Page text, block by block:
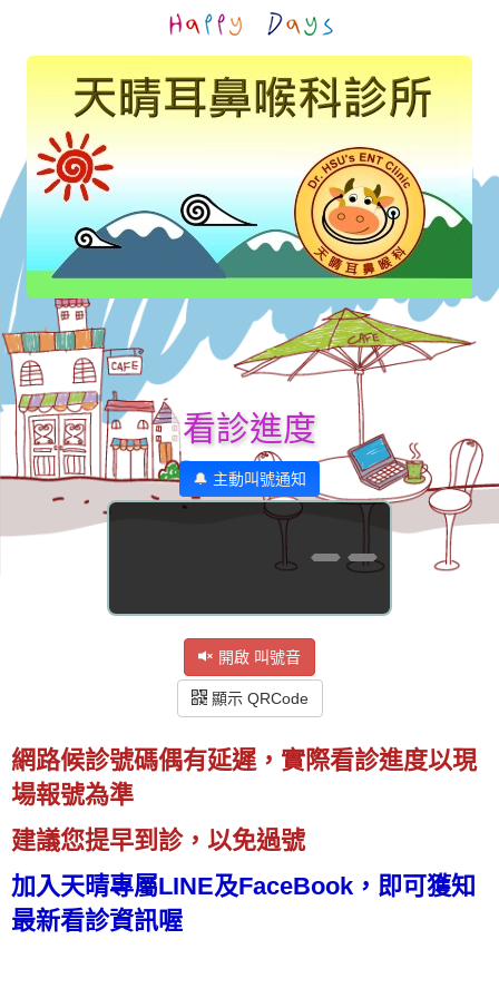
看診進度
🔔 主動叫號通知
--
開啟 叫號音
顯示 QRCode
網路候診號碼偶有延遲，實際看診進度以現
場報號為準
建議您提早到診，以免過號
加入天晴專屬LINE及FaceBook，即可獲知
最新看診資訊喔